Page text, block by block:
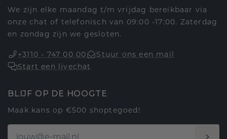
We zijn elke maandag t/m vrijdag bereikbaar via
onze chat of telefonisch van 09:00 -17:00. Zaterdag
en zondag zijn we gesloten.
+3110 - 747 00 00
Stuur ons een mail
Start een livechat
BLIJF OP DE HOOGTE
Maak kans op €500 shoptegoed!